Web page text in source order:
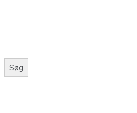
virksomheder
– hvad spiser vi, når vi
når madlavning bliver
kreativ